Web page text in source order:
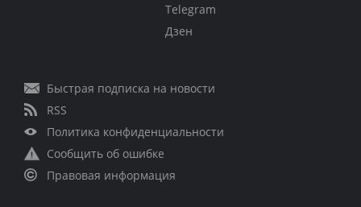
Telegram
Дзен
Быстрая подписка на новости
RSS
Политика конфиденциальности
Сообщить об ошибке
Правовая информация